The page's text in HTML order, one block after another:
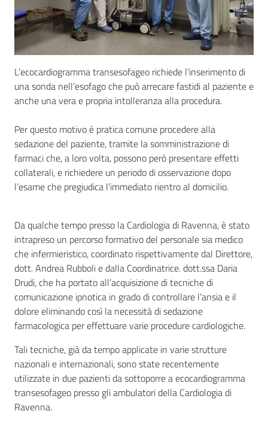
L’ecocardiogramma transesofageo richiede l’inserimento di
una sonda nell’esofago che può arrecare fastidi al paziente e
anche una vera e propria intolleranza alla procedura.
Per questo motivo è pratica comune procedere alla
sedazione del paziente, tramite la somministrazione di
farmaci che, a loro volta, possono però presentare effetti
collaterali, e richiedere un periodo di osservazione dopo
l’esame che pregiudica l’immediato rientro al domicilio.
Da qualche tempo presso la Cardiologia di Ravenna, è stato
intrapreso un percorso formativo del personale sia medico
che infermieristico, coordinato rispettivamente dal Direttore,
dott. Andrea Rubboli e dalla Coordinatrice. dott.ssa Daria
Drudi, che ha portato all’acquisizione di tecniche di
comunicazione ipnotica in grado di controllare l’ansia e il
dolore eliminando così la necessità di sedazione
farmacologica per effettuare varie procedure cardiologiche.
Tali tecniche, già da tempo applicate in varie strutture
nazionali e internazionali, sono state recentemente
utilizzate in due pazienti da sottoporre a ecocardiogramma
transesofageo presso gli ambulatori della Cardiologia di
Ravenna.